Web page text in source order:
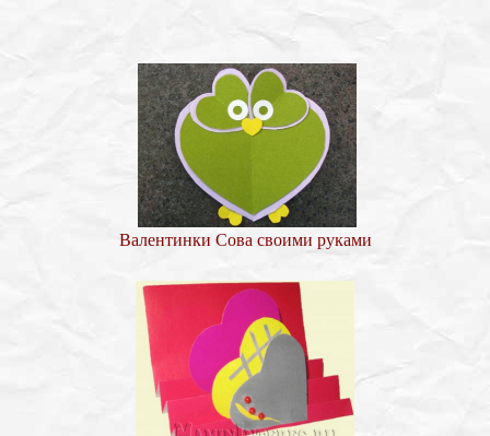
Валентинки Сова своими руками